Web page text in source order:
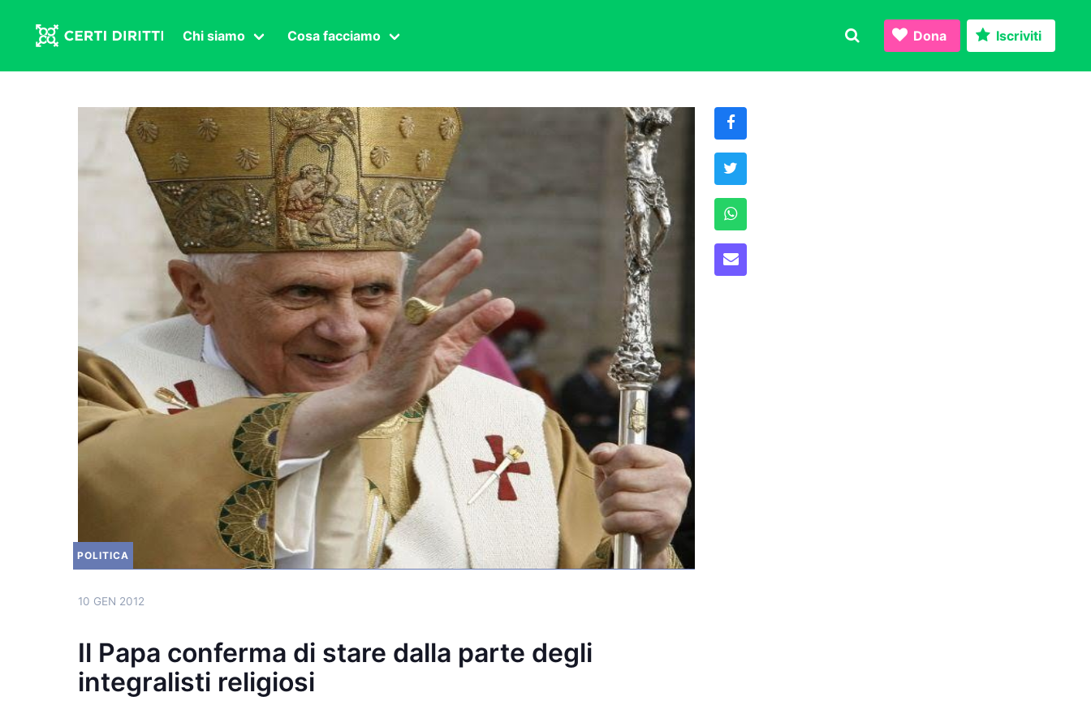
Chi siamo
Organi in carica
Congressi
Cosa facciamo
Transgender
Diritto di famiglia
Lavoro sessuale
Salute sessuale
Transnazionale
Politica
Fuor di Pagina
Dona Iscriviti
POLITICA
10 GEN 2012
Il Papa conferma di stare dalla parte degli
integralisti religiosi